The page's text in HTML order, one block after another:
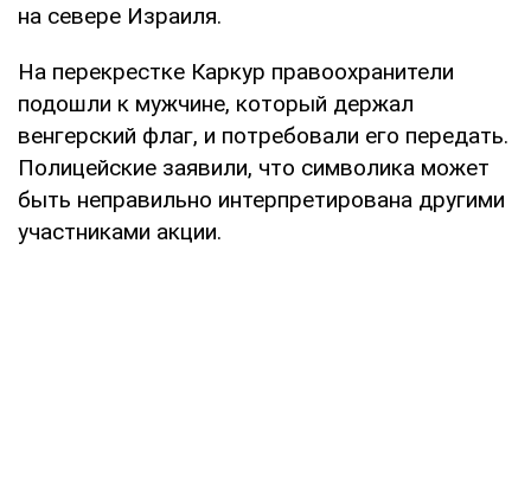
на севере Израиля.
На перекрестке Каркур правоохранители
подошли к мужчине, который держал
венгерский флаг, и потребовали его передать.
Полицейские заявили, что символика может
быть неправильно интерпретирована другими
участниками акции.